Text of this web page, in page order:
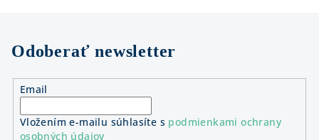
Odoberať newsletter
Email
Vložením e-mailu súhlasíte s podmienkami ochrany
osobných údajov